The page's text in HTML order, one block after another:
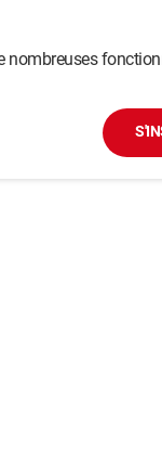
nombreuses